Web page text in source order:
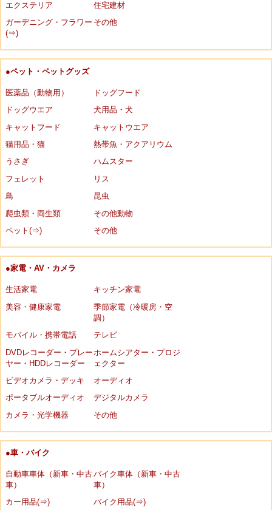
エクステリア
住宅建材
ガーデニング・フラワー
(⇒)
その他
●ペット・ペットグッズ
医薬品（動物用）
ドッグフード
ドッグウエア
犬用品・犬
キャットフード
キャットウエア
猫用品・猫
熱帯魚・アクアリウム
うさぎ
ハムスター
フェレット
リス
鳥
昆虫
爬虫類・両生類
その他動物
ペット(⇒)
その他
●家電・AV・カメラ
生活家電
キッチン家電
美容・健康家電
季節家電（冷暖房・空
調）
モバイル・携帯電話
テレビ
DVDレコーダー・プレー
ヤー・HDDレコーダー
ホームシアター・プロジ
ェクター
ビデオカメラ・デッキ
オーディオ
ポータブルオーディオ
デジタルカメラ
カメラ・光学機器
その他
●車・バイク
自動車車体（新車・中古
車）
バイク車体（新車・中古
車）
カー用品(⇒)
バイク用品(⇒)